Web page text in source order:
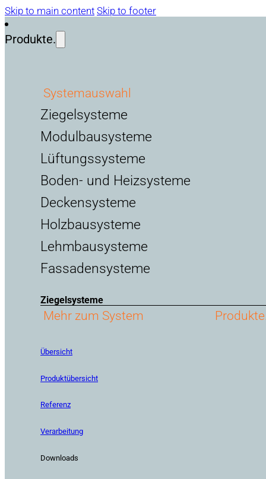
Skip to main content Skip to footer
Produkte.
Systemauswahl
Ziegelsysteme
Modulbausysteme
Lüftungssysteme
Boden- und Heizsysteme
Deckensysteme
Holzbausysteme
Lehmbausysteme
Fassadensysteme
Ziegelsysteme
Mehr zum System
Übersicht
Produktübersicht
Referenz
Verarbeitung
Downloads